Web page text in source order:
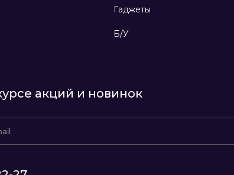
Гаджеты
Б/У
акций и новинок